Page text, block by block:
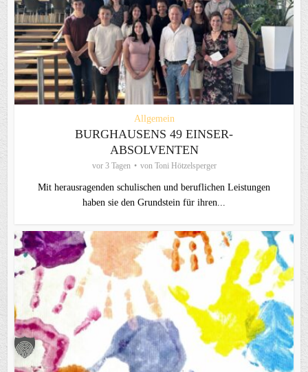
Allgemein
BURGHAUSENS 49 EINSER-
ABSOLVENTEN
vor 3 Tagen von Toni Hötzelsperger
Mit herausragenden schulischen und beruflichen Leistungen
haben sie den Grundstein für ihren...